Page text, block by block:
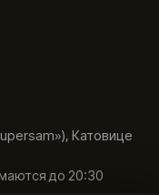
Катовице
до 20:30